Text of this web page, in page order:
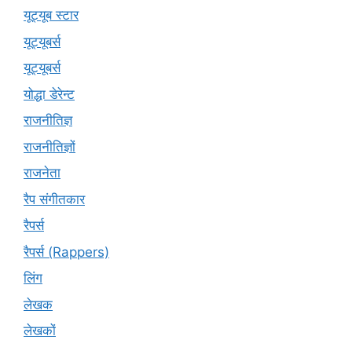
यूट्यूब स्टार
यूट्यूबर्स
यूट्‍यूबर्स
योद्धा डेरेन्ट
राजनीतिज्ञ
राजनीतिज्ञों
राजनेता
रैप संगीतकार
रैपर्स
रैपर्स (Rappers)
लिंग
लेखक
लेखकों